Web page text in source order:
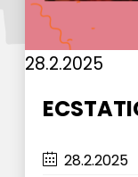
28.2.2025
28.2.2025